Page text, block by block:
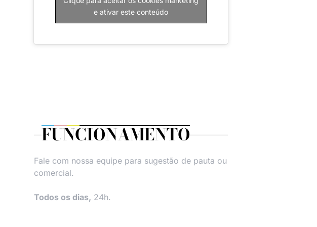
e ativar este conteúdo
FUNCIONAMENTO
Fale com nossa equipe para sugestão de pauta ou
comercial.
Todos os dias, 24h.